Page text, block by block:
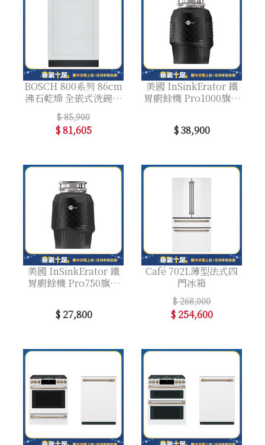
BOSCH 800系列 86cm
沸石乾燥 全嵌式洗碗機
可更換門板
$ 85,900
$ 81,605
美國 InSinkErator 鐵
胃廚餘機 Pro1000旗艦
$ 38,900
美國 InSinkErator 鐵
胃廚餘機 Pro750旗艦
$ 27,800
Café 702L薄型法式四
門冰箱
$ 268,000
$ 254,600